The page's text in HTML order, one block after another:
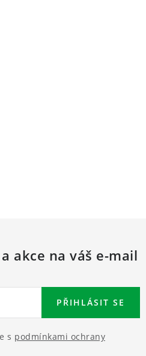
akce na váš e-mail
s podmínkami ochrany
PŘIHLÁSIT SE